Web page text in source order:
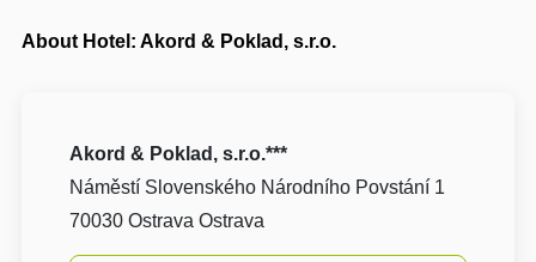
About Hotel: Akord & Poklad, s.r.o.
Akord & Poklad, s.r.o.***
Náměstí Slovenského Národního Povstání 1
70030 Ostrava Ostrava